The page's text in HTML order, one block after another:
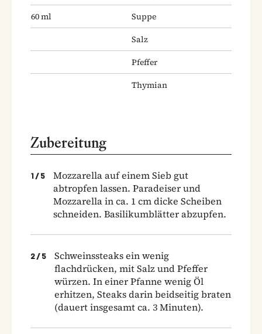
60ml
Suppe
Salz
Pfeffer
Thymian
Zubereitung
1 / 5
Mozzarella auf einem Sieb gut
abtropfen lassen. Paradeiser und
Mozzarella in ca. 1 cm dicke Scheiben
schneiden. Basilikumblätter abzupfen.
2 / 5
Schweinssteaks ein wenig
flachdrücken, mit Salz und Pfeffer
würzen. In einer Pfanne wenig Öl
erhitzen, Steaks darin beidseitig braten
(dauert insgesamt ca. 3 Minuten).